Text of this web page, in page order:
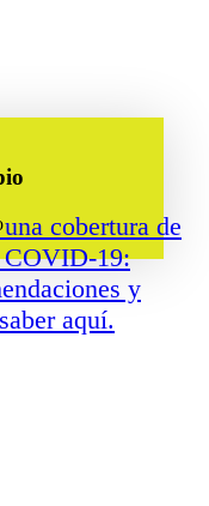
cobertura de
COVID-19:
y
aquí.